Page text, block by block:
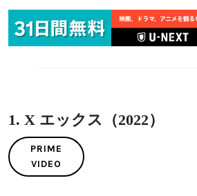
1. X エックス（2022）
PRIME
VIDEO